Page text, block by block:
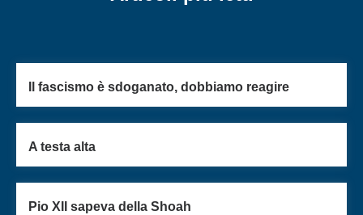
Il fascismo è sdoganato, dobbiamo reagire
A testa alta
Pio XII sapeva della Shoah